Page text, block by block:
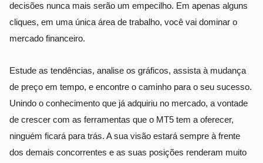
decisões nunca mais serão um empecilho. Em apenas alguns
cliques, em uma única área de trabalho, você vai dominar o
mercado financeiro.
Estude as tendências, analise os gráficos, assista à mudança
de preço em tempo, e encontre o caminho para o seu sucesso.
Unindo o conhecimento que já adquiriu no mercado, a vontade
de crescer com as ferramentas que o MT5 tem a oferecer,
ninguém ficará para trás. A sua visão estará sempre à frente
dos demais concorrentes e as suas posições renderam muito